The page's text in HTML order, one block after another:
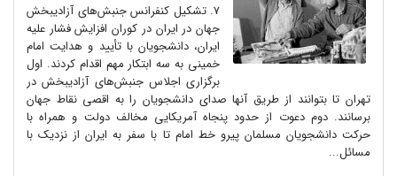
7. تشکیل کنفرانس جنبش‌های آزادیبخش
جهان در ایران در کوران افزایش فشار علیه
ایران، دانشجویان با تأیید و هدایت امام
خمینی به سه ابتکار مهم اقدام کردند. اول
برگزاری اجلاس جنبش‌های آزادیبخش در
تهران تا بتوانند از طریق آنها صدای دانشجویان را به اقصی نقاط جهان
برسانند. دوم دعوت از حدود پنجاه آمریکایی مخالف دولت و همراه با
حرکت دانشجویان مسلمان پیرو خط امام تا با سفر به ایران از نزدیک با
مسائل...